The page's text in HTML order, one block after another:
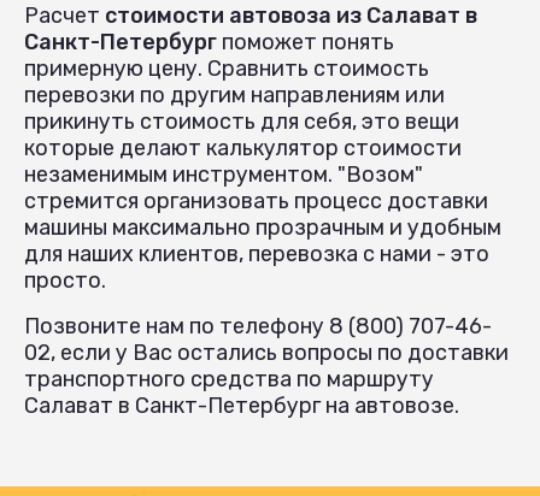
Расчет стоимости автовоза из Салават в
Санкт-Петербург поможет понять
примерную цену. Сравнить стоимость
перевозки по другим направлениям или
прикинуть стоимость для себя, это вещи
которые делают калькулятор стоимости
незаменимым инструментом. "Возом"
стремится организовать процесс доставки
машины максимально прозрачным и удобным
для наших клиентов, перевозка с нами - это
просто.
Позвоните нам по телефону 8 (800) 707-46-
02, если у Вас остались вопросы по доставки
транспортного средства по маршруту
Салават в Санкт-Петербург на автовозе.